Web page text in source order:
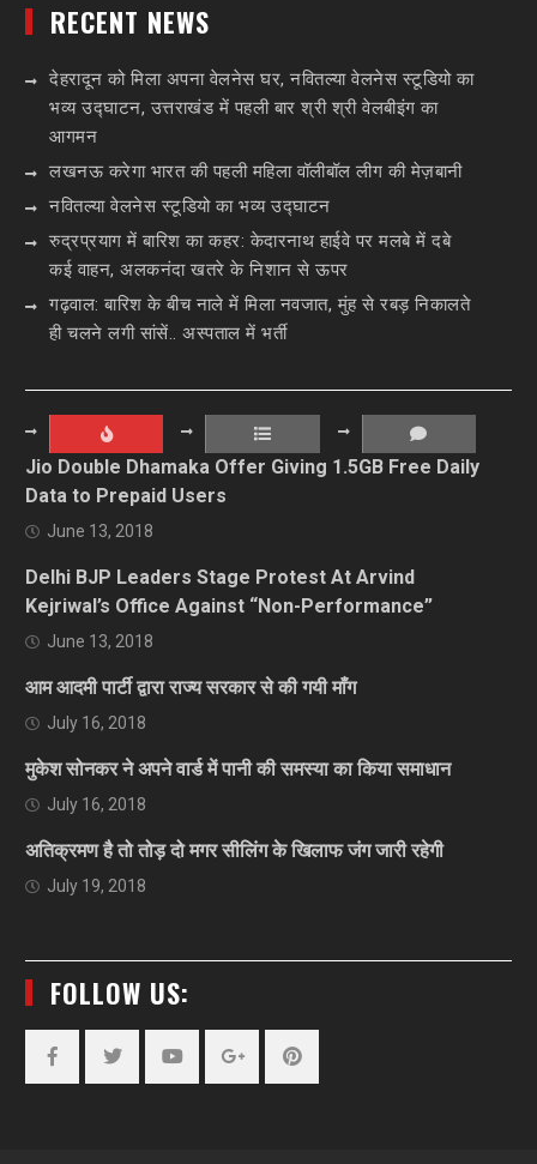
RECENT NEWS
देहरादून को मिला अपना वेलनेस घर, नवितल्या वेलनेस स्टूडियो का
भव्य उद्घाटन, उत्तराखंड में पहली बार श्री श्री वेलबीइंग का
आगमन
लखनऊ करेगा भारत की पहली महिला वॉलीबॉल लीग की मेज़बानी
नवितल्या वेलनेस स्टूडियो का भव्य उद्घाटन
रुद्रप्रयाग में बारिश का कहर: केदारनाथ हाईवे पर मलबे में दबे
कई वाहन, अलकनंदा खतरे के निशान से ऊपर
गढ़वाल: बारिश के बीच नाले में मिला नवजात, मुंह से रबड़ निकालते
ही चलने लगी सांसें.. अस्पताल में भर्ती
Jio Double Dhamaka Offer Giving 1.5GB Free Daily
Data to Prepaid Users
June 13, 2018
Delhi BJP Leaders Stage Protest At Arvind
Kejriwal’s Office Against “Non-Performance”
June 13, 2018
आम आदमी पार्टी द्वारा राज्य सरकार से की गयी माँग
July 16, 2018
मुकेश सोनकर ने अपने वार्ड में पानी की समस्या का किया समाधान
July 16, 2018
अतिक्रमण है तो तोड़ दो मगर सीलिंग के खिलाफ जंग जारी रहेगी
July 19, 2018
FOLLOW US: